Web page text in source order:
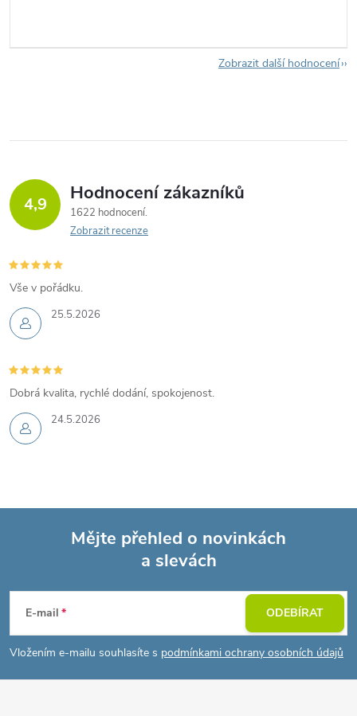
Zobrazit další hodnocení
4,9 Hodnocení zákazníků
1622 hodnocení
Zobrazit recenze
25.5.2026
Vše v pořádku.
24.5.2026
Dobrá kvalita, rychlé dodání, spokojenost.
p
a
Mějte přehled o novinkách
a slevách
E-mail
Vložením e-mailu souhlasíte s podmínkami ochrany osobních údajů
ODEBÍRAT